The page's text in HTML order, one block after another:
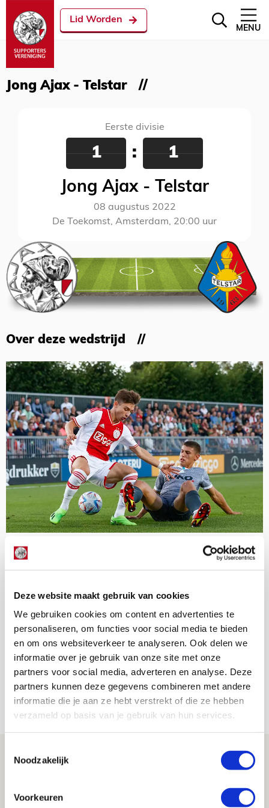
Deze website maakt gebruik van cookies
We gebruiken cookies om content en advertenties te
personaliseren, om functies voor social media te bieden
en om ons websiteverkeer te analyseren. Ook delen we
informatie over je gebruik van onze site met onze
partners voor social media, adverteren en analyse. Deze
partners kunnen deze gegevens combineren met andere
informatie die je aan ze hebt verstrekt of die ze hebben
verzameld op basis van je gebruik van hun services.
Noodzakelijk
Voorkeuren
Lid Worden
MENU
Jong Ajax - Telstar
Eerste divisie
1 : 1
Jong Ajax - Telstar
08 augustus 2022
De Toekomst, Amsterdam, 20:00 uur
Over deze wedstrijd
na debuut in Jong Ajax
09 augustus 2022 - 09:52
Francisco Conceição heeft zijn eerste officiële
doelpunt in het wit-rood-wit te pakken. De
negentienjarige Portugees tekende maandag
namens Jong Ajax voor de 1-1 tegen Telstar, wat
uiteindelijk ook de eindstand werd.